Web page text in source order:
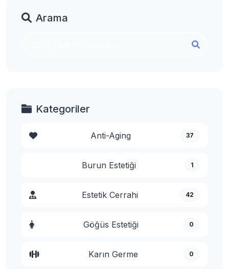
Arama
Kategoriler
Anti-Aging 37
Burun Estetiği 1
Estetik Cerrahi 42
Göğüs Estetiği 0
Karın Germe 0